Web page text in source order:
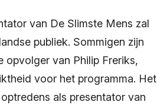
van De Slimste Mens zal
publiek. Sommigen zijn
opvolger van Philip Freriks,
voor het programma. Het
als presentator van